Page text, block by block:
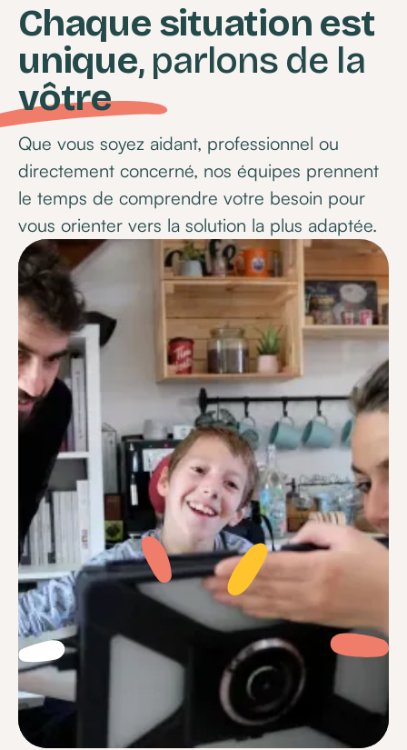
Chaque situation est
unique, parlons de la
vôtre
Que vous soyez aidant, professionnel ou
directement concerné, nos équipes prennent
le temps de comprendre votre besoin pour
vous orienter vers la solution la plus adaptée.